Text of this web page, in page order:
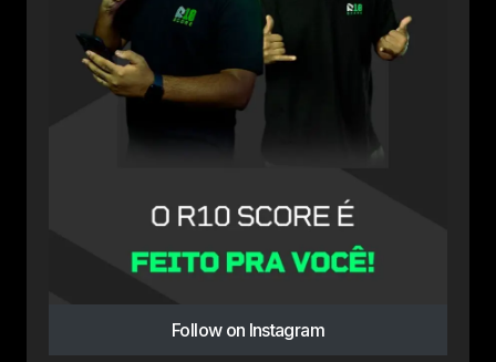
Follow on Instagram